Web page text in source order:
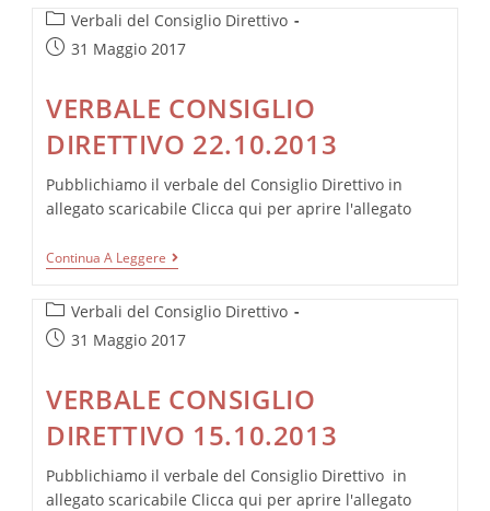
29.10.2013
Categoria
dell'articolo:
Verbali del Consiglio Direttivo
Articolo31 Maggio 2017
VERBALE CONSIGLIO
DIRETTIVO 22.10.2013
Pubblichiamo il verbale del Consiglio Direttivo in
allegato scaricabile Clicca qui per aprire l'allegato
Continua A Leggere VERBALE
CONSIGLIO
22.10.2013
Categoria
dell'articolo:
Verbali del Consiglio Direttivo
Articolo31 Maggio 2017
VERBALE CONSIGLIO
DIRETTIVO 15.10.2013
Pubblichiamo il verbale del Consiglio Direttivo in
allegato scaricabile Clicca qui per aprire l'allegato